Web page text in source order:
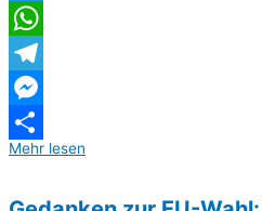
Twitter
WhatsApp
Telegram
Messenger
Teilen
Mehr lesen